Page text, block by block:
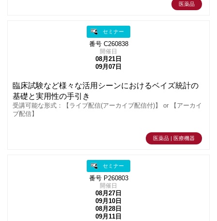
医薬品
セミナー
番号 C260838
開催日
08月21日
09月07日
臨床試験など様々な活用シーンにおけるベイズ統計の
基礎と実用性の手引き
受講可能な形式：【ライブ配信(アーカイブ配信付)】 or 【アーカイ
ブ配信】
医薬品 | 医療機器
セミナー
番号 P260803
開催日
08月27日
09月10日
08月28日
09月11日